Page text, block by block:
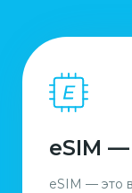
eSIM —
eSIM — это